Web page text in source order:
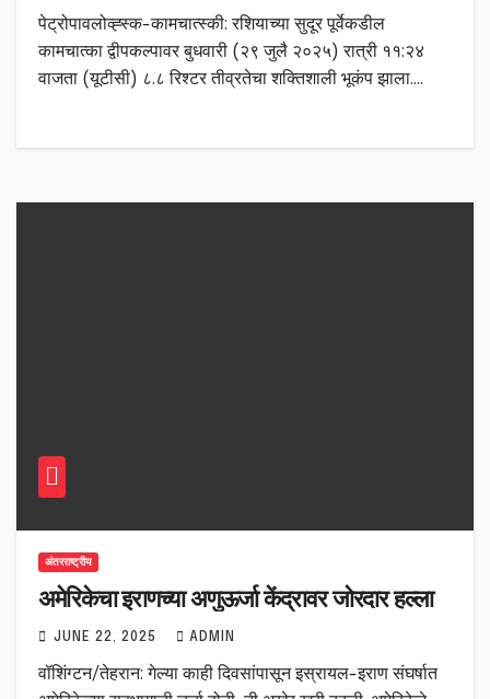
पेट्रोपावलोव्ह्स्क-कामचात्स्की: रशियाच्या सुदूर पूर्वेकडील
कामचात्का द्वीपकल्पावर बुधवारी (२९ जुलै २०२५) रात्री ११:२४
वाजता (यूटीसी) ८.८ रिश्टर तीव्रतेचा शक्तिशाली भूकंप झाला.…
अंतरराष्ट्रीय
अमेरिकेचा इराणच्या अणुऊर्जा केंद्रावर जोरदार हल्ला
JUNE 22, 2025 ADMIN
वॉशिंग्टन/तेहरान: गेल्या काही दिवसांपासून इस्रायल-इराण संघर्षात